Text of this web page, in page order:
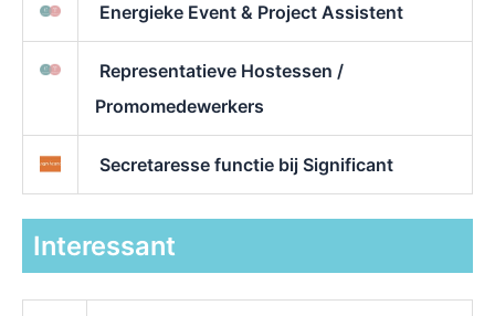
Energieke Event & Project Assistent
Representatieve Hostessen /
Promomedewerkers
Secretaresse functie bij Significant
Interessant